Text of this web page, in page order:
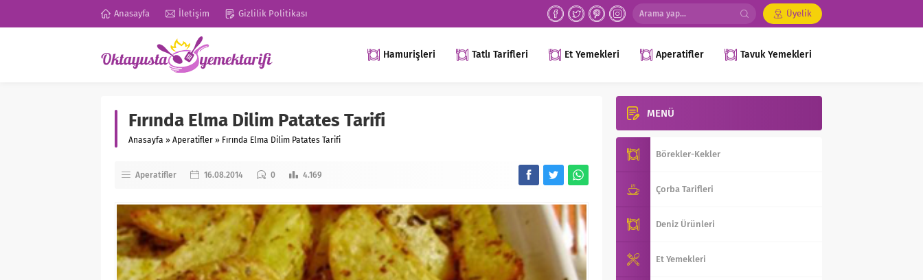
Anasayfa İletişim Gizlilik Politikası Üyelik
Hamurişleri Tatlı Tarifleri Et Yemekleri Aperatifler Tavuk Yemekleri
Fırında Elma Dilim Patates Tarifi
Anasayfa » Aperatifler » Fırında Elma Dilim Patates Tarifi
Aperatifler 16.08.2014 0 4.169
MENÜ
Börekler-Kekler
Çorba Tarifleri
Deniz Ürünleri
Et Yemekleri